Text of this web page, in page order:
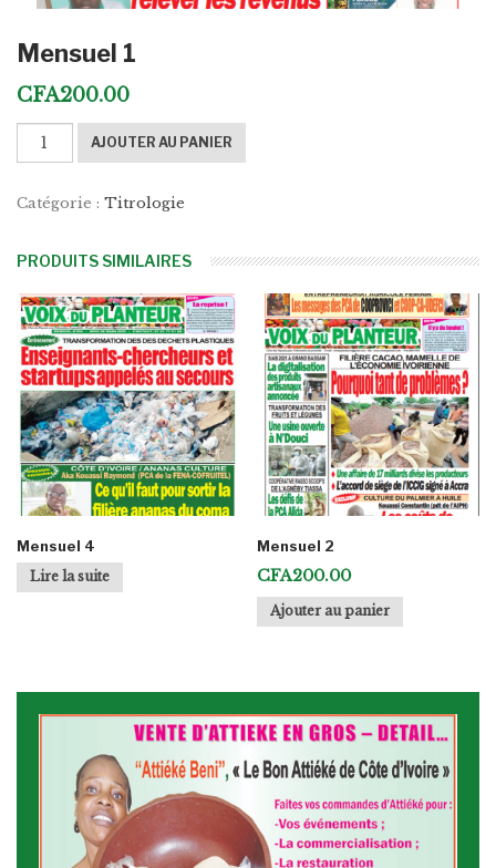
Mensuel 1
CFA200.00
quantité
de
1
AJOUTER AU PANIER
Catégorie : Titrologie
PRODUITS SIMILAIRES
Mensuel 4
Lire la suite
Mensuel 2
CFA200.00
Ajouter au panier